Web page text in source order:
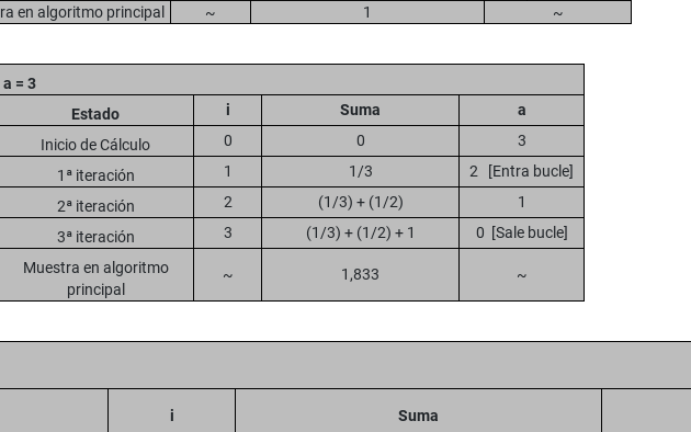
en algoritmo principal
~ 1 ~
a = 3
Estado
i Suma
a
Inicio de Cálculo
0 0
3
1ª iteración
1 1/3
2 [Entra bucle]
2ª iteración
2 (1/3) + (1/2)
1
3ª iteración
3 (1/3) + (1/2) + 1
0 [Sale bucle]
Muestra en algoritmo
principal
~ 1,833 ~
i Suma